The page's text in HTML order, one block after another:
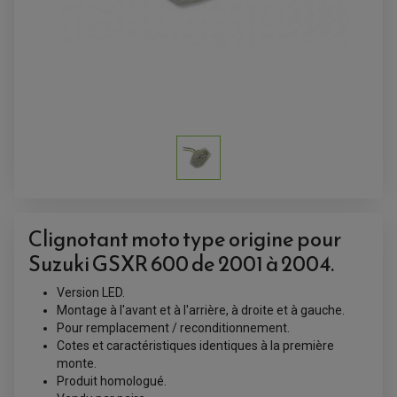
ACCESSOIRES QUAD
ACCESSOIRES ANODISES POUR QUAD
BOUCHON DE RÉSERVOIR QUAD
Clignotant moto type origine pour
Suzuki GSXR 600 de 2001 à 2004.
Version LED.
Montage à l'avant et à l'arrière, à droite et à gauche.
Pour remplacement / reconditionnement.
Cotes et caractéristiques identiques à la première
monte.
Produit homologué.